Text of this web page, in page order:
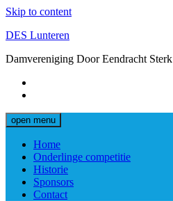
Skip to content
DES Lunteren
Damvereniging Door Eendracht Sterk
open menu
Home
Onderlinge competitie
Historie
Sponsors
Contact